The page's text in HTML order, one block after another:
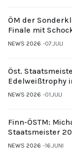
ÖM der
Finale mit
NEWS 2026 07.JULI
Öst.
Edelweißtrophy
NEWS 2026 01.JULI
Finn-ÖSTM:
Staatsmeister
NEWS 2026 16.JUNI